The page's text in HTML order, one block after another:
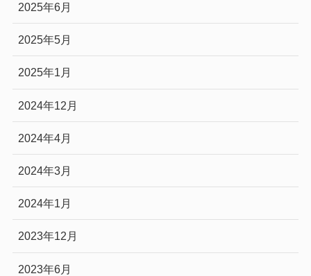
2025年6月
2025年5月
2025年1月
2024年12月
2024年4月
2024年3月
2024年1月
2023年12月
2023年6月